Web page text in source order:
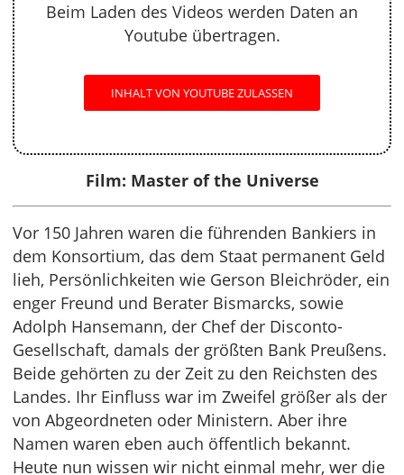
Beim Laden des Videos werden Daten an
Youtube übertragen.
INHALT VON YOUTUBE ZULASSEN
Film: Master of the Universe
Vor 150 Jahren waren die führenden Bankiers in
dem Konsortium, das dem Staat permanent Geld
lieh, Persönlichkeiten wie Gerson Bleichröder, ein
enger Freund und Berater Bismarcks, sowie
Adolph Hansemann, der Chef der Disconto-
Gesellschaft, damals der größten Bank Preußens.
Beide gehörten zu der Zeit zu den Reichsten des
Landes. Ihr Einfluss war im Zweifel größer als der
von Abgeordneten oder Ministern. Aber ihre
Namen waren eben auch öffentlich bekannt.
Heute nun wissen wir nicht einmal mehr, wer die